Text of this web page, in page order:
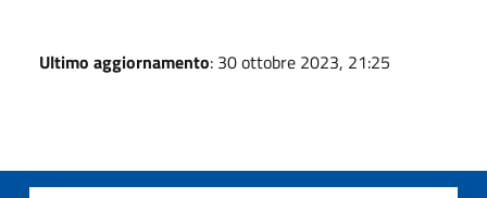
Ultimo aggiornamento: 30 ottobre 2023, 21:25